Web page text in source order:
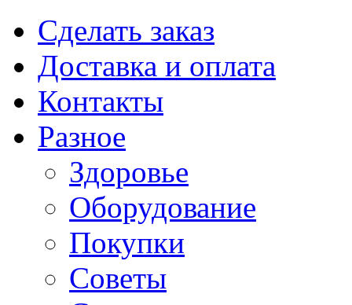
Сделать заказ
Доставка и оплата
Контакты
Разное
Здоровье
Оборудование
Покупки
Советы